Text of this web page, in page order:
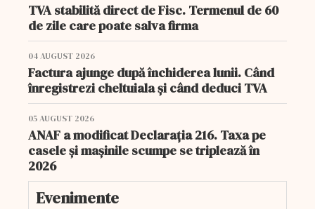
TVA stabilită direct de Fisc. Termenul de 60
de zile care poate salva firma
04 AUGUST 2026
Factura ajunge după închiderea lunii. Când
înregistrezi cheltuiala și când deduci TVA
05 AUGUST 2026
ANAF a modificat Declarația 216. Taxa pe
casele și mașinile scumpe se triplează în
2026
Evenimente